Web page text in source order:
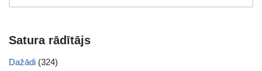
Satura rādītājs
Dažādi (324)